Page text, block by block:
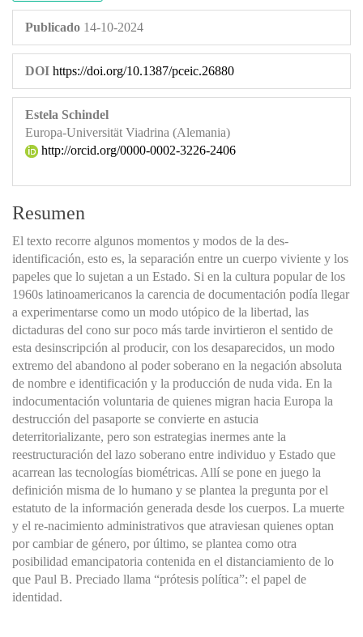
Publicado 14-10-2024
DOI https://doi.org/10.1387/pceic.26880
Estela Schindel
Europa-Universität Viadrina (Alemania)
http://orcid.org/0000-0002-3226-2406
Resumen
El texto recorre algunos momentos y modos de la des-
identificación, esto es, la separación entre un cuerpo viviente y los
papeles que lo sujetan a un Estado. Si en la cultura popular de los
1960s latinoamericanos la carencia de documentación podía llegar
a experimentarse como un modo utópico de la libertad, las
dictaduras del cono sur poco más tarde invirtieron el sentido de
esta desinscripción al producir, con los desaparecidos, un modo
extremo del abandono al poder soberano en la negación absoluta
de nombre e identificación y la producción de nuda vida. En la
indocumentación voluntaria de quienes migran hacia Europa la
destrucción del pasaporte se convierte en astucia
deterritorializante, pero son estrategias inermes ante la
reestructuración del lazo soberano entre individuo y Estado que
acarrean las tecnologías biométricas. Allí se pone en juego la
definición misma de lo humano y se plantea la pregunta por el
estatuto de la información generada desde los cuerpos. La muerte
y el re-nacimiento administrativos que atraviesan quienes optan
por cambiar de género, por último, se plantea como otra
posibilidad emancipatoria contenida en el distanciamiento de lo
que Paul B. Preciado llama “prótesis política”: el papel de
identidad.